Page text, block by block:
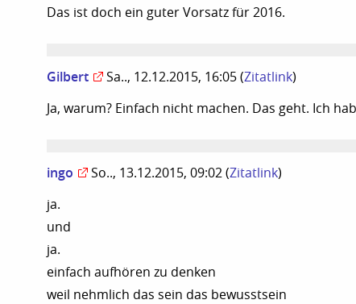
Das ist doch ein guter Vorsatz für 2016.
Gilbert Sa.., 12.12.2015, 16:05 (Zitatlink)
Ja, warum? Einfach nicht machen. Das geht. Ich
ingo So.., 13.12.2015, 09:02 (Zitatlink)
ja.
und
ja.
einfach aufhören zu denken
weil nehmlich das sein das bewusstsein